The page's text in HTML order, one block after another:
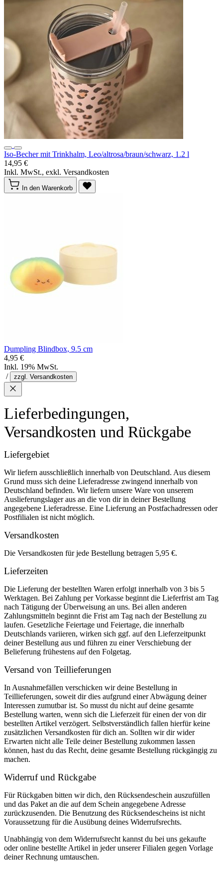
Iso-Becher mit Trinkhalm, Leo/altrosa/braun/schwarz, 1.2 l
14,95 €
Inkl. MwSt., exkl. Versandkosten
In den Warenkorb
Dumpling Blindbox, 9.5 cm
4,95 €
Inkl. 19% MwSt.
/
zzgl. Versandkosten
Lieferbedingungen,
Versandkosten und Rückgabe
Liefergebiet
Wir liefern ausschließlich innerhalb von Deutschland. Aus diesem
Grund muss sich deine Lieferadresse zwingend innerhalb von
Deutschland befinden. Wir liefern unsere Ware von unserem
Auslieferungslager aus an die von dir in deiner Bestellung
angegebene Lieferadresse. Eine Lieferung an Postfachadressen oder
Postfilialen ist nicht möglich.
Versandkosten
Die Versandkosten für jede Bestellung betragen 5,95 €.
Lieferzeiten
Die Lieferung der bestellten Waren erfolgt innerhalb von 3 bis 5
Werktagen. Bei Zahlung per Vorkasse beginnt die Lieferfrist am Tag
nach Tätigung der Überweisung an uns. Bei allen anderen
Zahlungsmitteln beginnt die Frist am Tag nach der Bestellung zu
laufen. Gesetzliche Feiertage und Feiertage, die innerhalb
Deutschlands variieren, wirken sich ggf. auf den Lieferzeitpunkt
deiner Bestellung aus und führen zu einer Verschiebung der
Belieferung frühestens auf den Folgetag.
Versand von Teillieferungen
In Ausnahmefällen verschicken wir deine Bestellung in
Teillieferungen, soweit dir dies aufgrund einer Abwägung deiner
Interessen zumutbar ist. So musst du nicht auf deine gesamte
Bestellung warten, wenn sich die Lieferzeit für einen der von dir
bestellten Artikel verzögert. Selbstverständlich fallen hierfür keine
zusätzlichen Versandkosten für dich an. Sollten wir dir wider
Erwarten nicht alle Teile deiner Bestellung zukommen lassen
können, hast du das Recht, deine gesamte Bestellung rückgängig zu
machen.
Widerruf und Rückgabe
Für Rückgaben bitten wir dich, den Rücksendeschein auszufüllen
und das Paket an die auf dem Schein angegebene Adresse
zurückzusenden. Die Benutzung des Rücksendescheins ist nicht
Voraussetzung für die Ausübung deines Widerrufsrechts.
Unabhängig von dem Widerrufsrecht kannst du bei uns gekaufte
oder online bestellte Artikel in jeder unserer Filialen gegen Vorlage
deiner Rechnung umtauschen.